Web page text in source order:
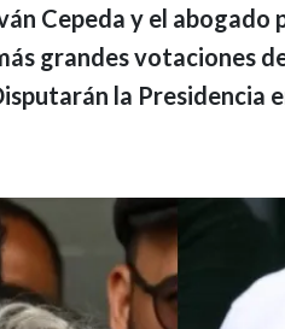
Cepeda y el
grandes votaciones
la Presidencia